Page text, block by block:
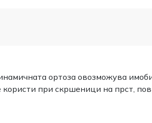
ортоза овозможува
користи при скршеници на прст,